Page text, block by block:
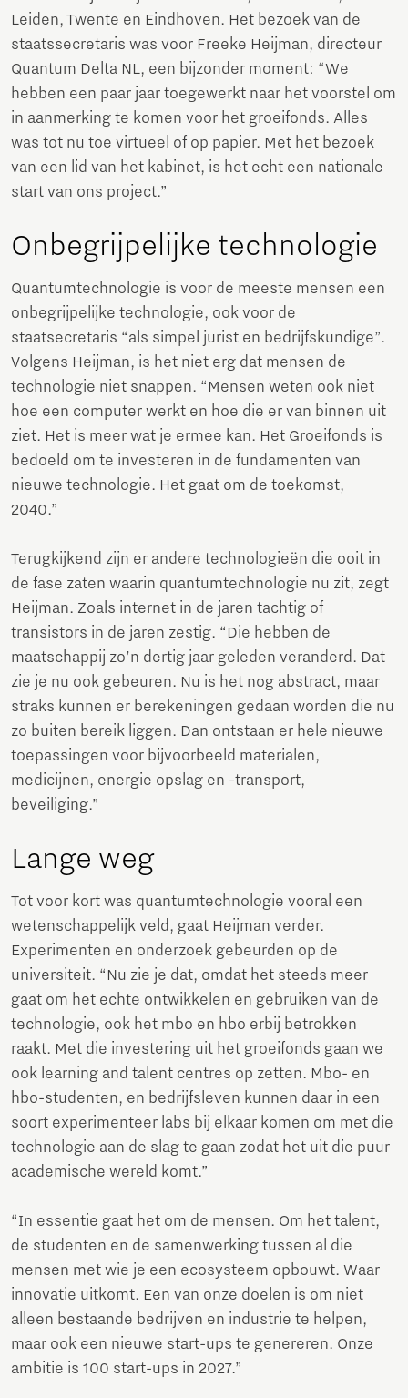
Leiden, Twente en Eindhoven. Het bezoek van de
staatssecretaris was voor Freeke Heijman, directeur
Quantum Delta NL, een bijzonder moment: “We
hebben een paar jaar toegewerkt naar het voorstel om
in aanmerking te komen voor het groeifonds. Alles
was tot nu toe virtueel of op papier. Met het bezoek
van een lid van het kabinet, is het echt een nationale
start van ons project.”
Onbegrijpelijke technologie
Quantumtechnologie is voor de meeste mensen een
onbegrijpelijke technologie, ook voor de
staatsecretaris “als simpel jurist en bedrijfskundige”.
Volgens Heijman, is het niet erg dat mensen de
technologie niet snappen. “Mensen weten ook niet
hoe een computer werkt en hoe die er van binnen uit
ziet. Het is meer wat je ermee kan. Het Groeifonds is
bedoeld om te investeren in de fundamenten van
nieuwe technologie. Het gaat om de toekomst,
2040.”
Terugkijkend zijn er andere technologieën die ooit in
de fase zaten waarin quantumtechnologie nu zit, zegt
Heijman. Zoals internet in de jaren tachtig of
transistors in de jaren zestig. “Die hebben de
maatschappij zo’n dertig jaar geleden veranderd. Dat
zie je nu ook gebeuren. Nu is het nog abstract, maar
straks kunnen er berekeningen gedaan worden die nu
zo buiten bereik liggen. Dan ontstaan er hele nieuwe
toepassingen voor bijvoorbeeld materialen,
medicijnen, energie opslag en -transport,
beveiliging.”
Lange weg
Tot voor kort was quantumtechnologie vooral een
wetenschappelijk veld, gaat Heijman verder.
Experimenten en onderzoek gebeurden op de
universiteit. “Nu zie je dat, omdat het steeds meer
gaat om het echte ontwikkelen en gebruiken van de
technologie, ook het mbo en hbo erbij betrokken
raakt. Met die investering uit het groeifonds gaan we
ook learning and talent centres op zetten. Mbo- en
hbo-studenten, en bedrijfsleven kunnen daar in een
soort experimenteer labs bij elkaar komen om met die
technologie aan de slag te gaan zodat het uit die puur
academische wereld komt.”
“In essentie gaat het om de mensen. Om het talent,
de studenten en de samenwerking tussen al die
mensen met wie je een ecosysteem opbouwt. Waar
innovatie uitkomt. Een van onze doelen is om niet
alleen bestaande bedrijven en industrie te helpen,
maar ook een nieuwe start-ups te genereren. Onze
ambitie is 100 start-ups in 2027.”